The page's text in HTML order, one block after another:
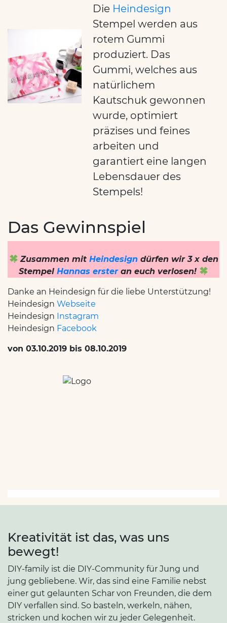
Die Heindesign
Stempel werden aus
rotem Gummi
produziert. Das
Gummi, welches aus
natürlichem
Kautschuk gewonnen
wurde, optimiert
präzises und feines
arbeiten und
garantiert eine langen
Lebensdauer des
Stempels!
Das Gewinnspiel
Zusammen mit Heindesigndürfen wir 3 x den
StempelHannas ersteran euch verlosen!
Danke an Heindesign für die liebe Unterstützung!
Heindesign Webseite
Heindesign Instagram
Heindesign Facebook
von 03.10.2019 bis 08.10.2019
Kreativität ist das, was uns
bewegt!
DIY-family ist die DIY-Community für Jung und
jung gebliebene. Wir, das sind eine Familie nebst
einer gut gelaunten Schar von Freunden, die dem
DIY verfallen sind. So basteln, werkeln, nähen,
stricken und kochen wir zu jeder Gelegenheit.